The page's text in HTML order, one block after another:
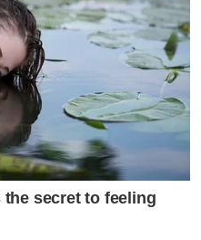
secret to feeling